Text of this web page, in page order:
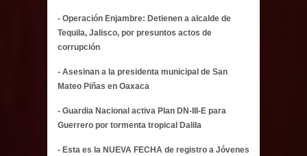
- Operación Enjambre: Detienen a alcalde de
Tequila, Jalisco, por presuntos actos de
corrupción
- Asesinan a la presidenta municipal de San
Mateo Piñas en Oaxaca
- Guardia Nacional activa Plan DN-III-E para
Guerrero por tormenta tropical Dalila
- Esta es la NUEVA FECHA de registro a Jóvenes